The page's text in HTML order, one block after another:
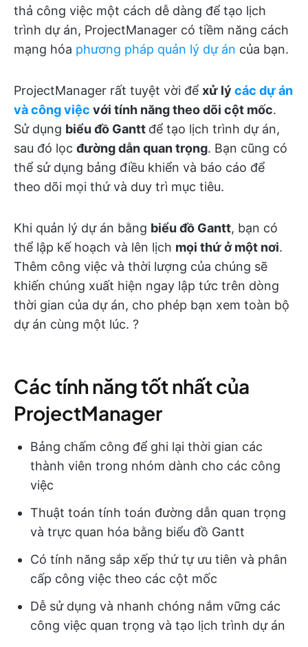
thả công việc một cách dễ dàng để tạo lịch
trình dự án, ProjectManager có tiềm năng cách
mạng hóa phương pháp quản lý dự án của bạn.
ProjectManager rất tuyệt vời để xử lý các dự án
và công việc với tính năng theo dõi cột mốc.
Sử dụng biểu đồ Gantt để tạo lịch trình dự án,
sau đó lọc đường dẫn quan trọng. Bạn cũng có
thể sử dụng bảng điều khiển và báo cáo để
theo dõi mọi thứ và duy trì mục tiêu.
Khi quản lý dự án bằng biểu đồ Gantt, bạn có
thể lập kế hoạch và lên lịch mọi thứ ở một nơi.
Thêm công việc và thời lượng của chúng sẽ
khiến chúng xuất hiện ngay lập tức trên dòng
thời gian của dự án, cho phép bạn xem toàn bộ
dự án cùng một lúc. ?️
Các tính năng tốt nhất của
ProjectManager
Bảng chấm công để ghi lại thời gian các
thành viên trong nhóm dành cho các công
việc
Thuật toán tính toán đường dẫn quan trọng
và trực quan hóa bằng biểu đồ Gantt
Có tính năng sắp xếp thứ tự ưu tiên và phân
cấp công việc theo các cột mốc
Dễ sử dụng và nhanh chóng nắm vững các
công việc quan trọng và tạo lịch trình dự án